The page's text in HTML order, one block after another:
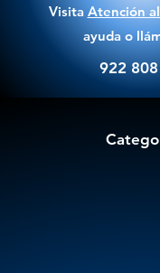
Visita Atención
ayuda o
922